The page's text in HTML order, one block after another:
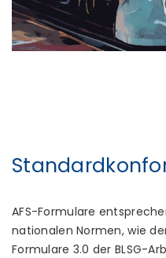
AFS-Formulare
nationalen Normen, wie
Formulare 3.0 der BLSG-